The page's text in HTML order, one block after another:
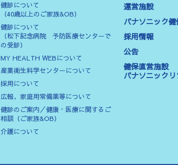
健診について
（40歳以上のご家族&OB）
健診について
（松下記念病院 予防医療センターで
の受診）
MY HEALTH WEBについて
産業衛生科学センターについて
採用について
広報、家庭用常備薬等について
健診のご案内／健康・医療に関するご
相談（ご家族&OB）
介護について
運営施設
パナソニック
採用情報
公告
健保直営施設
パナソニック